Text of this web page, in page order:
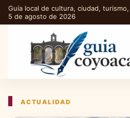
Guía local de cultura, ciudad,
5 de agosto de 2026
ACTUALIDAD